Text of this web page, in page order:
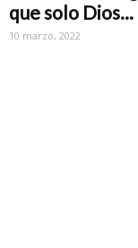
que solo Dios...
10 marzo, 2022